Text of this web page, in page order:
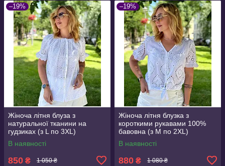
–19%
Жіноча літня блуза з
натуральної тканини на
гудзиках (з L по 3XL)
В наявності
850 ₴ 1 050 ₴
–19%
Жіноча літня блузка з
короткими рукавами 100%
бавовна (з M по 2XL)
В наявності
880 ₴ 1 080 ₴